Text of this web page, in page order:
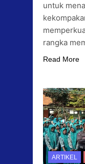
untuk
rangka
Read More
ARTIKEL